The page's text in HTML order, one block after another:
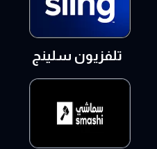
تلفزيون سلينج